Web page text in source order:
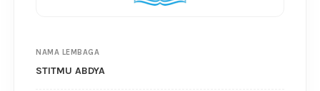
NAMA LEMBAGA
STITMU ABDYA